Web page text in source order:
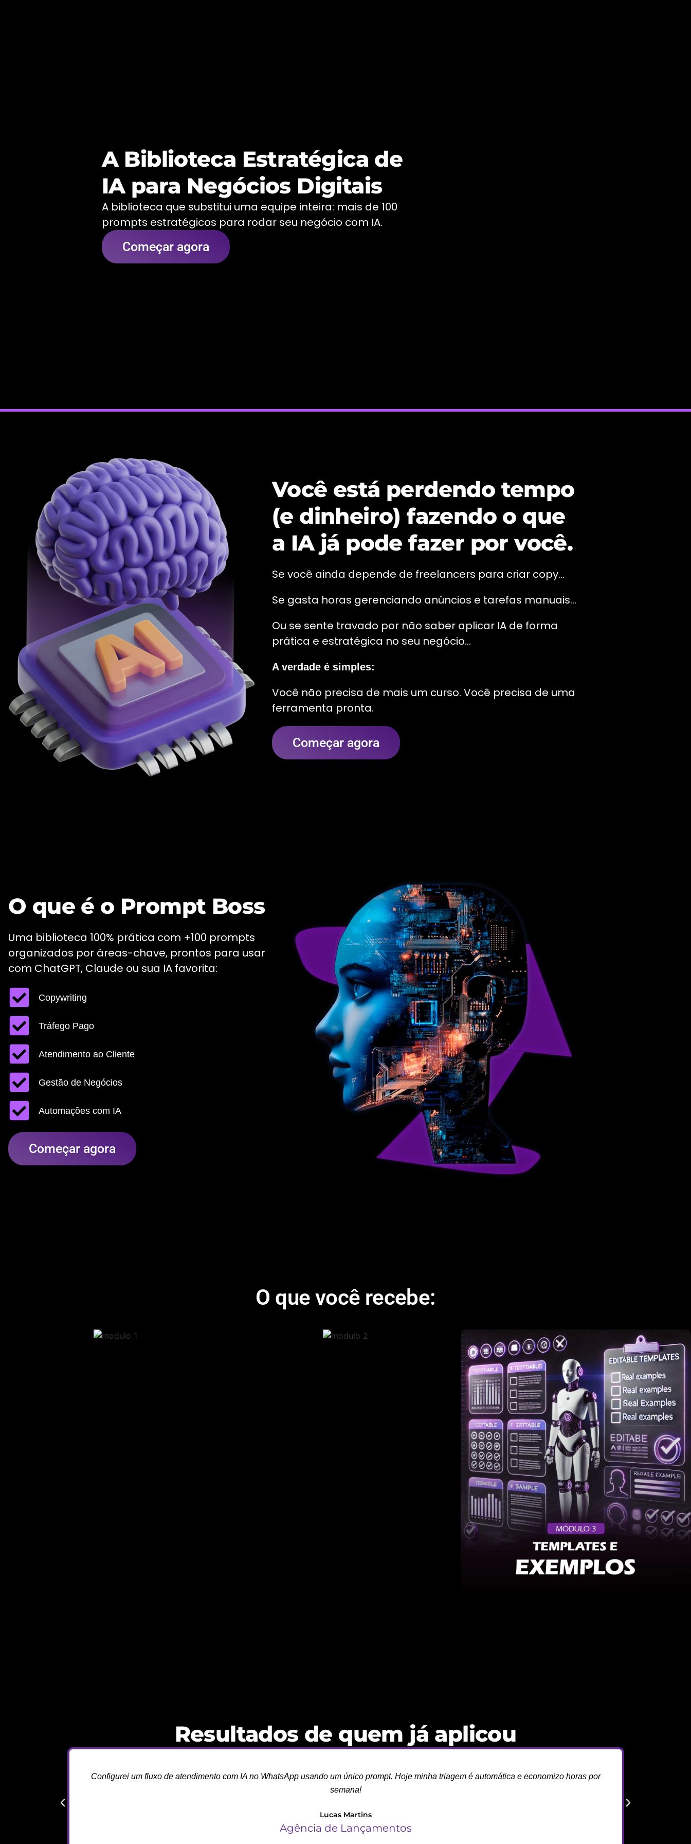
A Biblioteca Estratégica de
IA para Negócios Digitais
A biblioteca que substitui uma equipe inteira: mais de 100
prompts estratégicos para rodar seu negócio com IA.
Começar agora
Você está perdendo tempo
(e dinheiro) fazendo o que
a IA já pode fazer por você.
Se você ainda depende de freelancers para criar copy...
Se gasta horas gerenciando anúncios e tarefas manuais...
Ou se sente travado por não saber aplicar IA de forma
prática e estratégica no seu negócio...
A verdade é simples:
Você não precisa de mais um curso. Você precisa de uma
ferramenta pronta.
Começar agora
O que é o Prompt Boss
Uma biblioteca 100% prática com +100 prompts
organizados por áreas-chave, prontos para usar
com ChatGPT, Claude ou sua IA favorita:
Copywriting
Tráfego Pago
Atendimento ao Cliente
Gestão de Negócios
Automações com IA
Começar agora
O que você recebe:
Resultados de quem já aplicou
Configurei um fluxo de atendimento com IA no WhatsApp usando um único prompt. Hoje minha triagem é automática e economizo horas por
semana!
Lucas Martins
Agência de Lançamentos